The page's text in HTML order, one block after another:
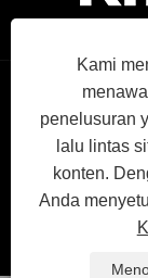
Kami
penelusuran
lalu lintas
konten.
Anda
Hak Cipta © 2022